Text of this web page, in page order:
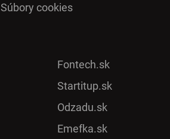
Súbory cookies
Fontech.sk
Startitup.sk
Odzadu.sk
Emefka.sk